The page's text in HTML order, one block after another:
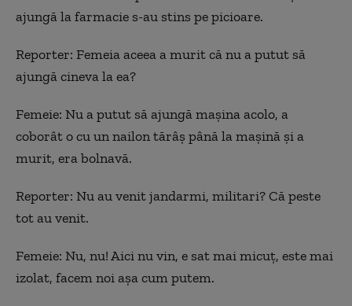
ajungă la farmacie s-au stins pe picioare.
Reporter: Femeia aceea a murit că nu a putut să
ajungă cineva la ea?
Femeie: Nu a putut să ajungă maşina acolo, a
coborât o cu un nailon tărâş până la maşină şi a
murit, era bolnavă.
Reporter: Nu au venit jandarmi, militari? Că peste
tot au venit.
Femeie: Nu, nu! Aici nu vin, e sat mai micuţ, este mai
izolat, facem noi aşa cum putem.